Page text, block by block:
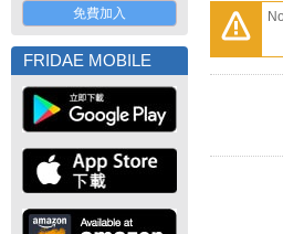
免費加入
FRIDAE MOBILE